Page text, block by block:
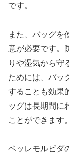
です。
また、バッグを
意が必要です。
りや湿気から守
ためには、バッ
することも効果
ッグは長期間に
ことができます。
ペッレモルビダ